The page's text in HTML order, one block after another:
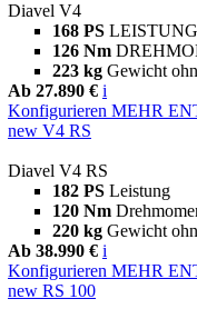
Diavel V4
168 PS LEISTUNG
126 Nm
223 kg Gewicht
Ab 27.890 € i
Konfigurieren MEHR
new V4 RS
Diavel V4 RS
182 PS Leistung
120 Nm
220 kg Gewicht
Ab 38.990 € i
Konfigurieren MEHR
new RS 100